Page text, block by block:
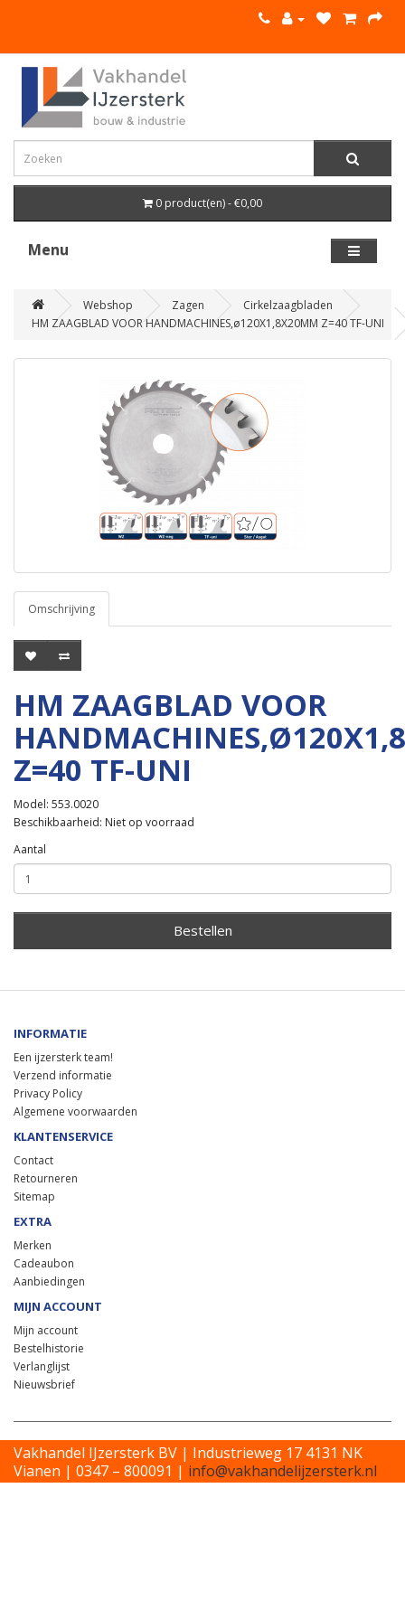
0 product(en) - €0,00
Menu
Webshop Zagen
Cirkelzaagbladen
HM ZAAGBLAD VOOR HANDMACHINES,ø120X1,8X20MM Z=40 TF-UNI
Omschrijving
HM ZAAGBLAD VOOR
Z=40 TF-UNI
Model: 553.0020
Beschikbaarheid: Niet op voorraad
Aantal
Bestellen
INFORMATIE
Een ijzersterk team!
Verzend informatie
Privacy Policy
Algemene voorwaarden
KLANTENSERVICE
Contact
Retourneren
Sitemap
EXTRA
Merken
Cadeaubon
Aanbiedingen
MIJN ACCOUNT
Mijn account
Bestelhistorie
Verlanglijst
Nieuwsbrief
Vakhandel IJzersterk BV | Industrieweg 17 4131 NK
Vianen | 0347 – 800091 | info@vakhandelijzersterk.nl